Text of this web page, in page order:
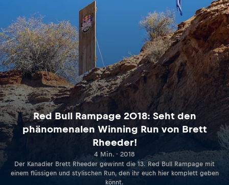
Red Bull Rampage 2018: Seht den
phänomenalen Winning Run von Brett
Rheeder!
4 Min. · 2018
Der Kanadier Brett Rheeder gewinnt die 13. Red Bull Rampage mit
einem flüssigen und stylischen Run, den ihr euch hier komplett geben
könnt.